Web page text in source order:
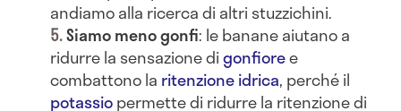
andiamo alla ricerca di altri stuzzichini.
Siamo meno gonfi: le banane aiutano a
ridurre la sensazione digonfioree
combattono la ritenzione idrica, perché il
potassiopermette di ridurre la ritenzione di